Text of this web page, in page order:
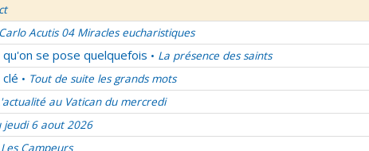
Carlo Acutis 04 Miracles eucharistiques
se pose quelquefois • La présence des saints
• Tout de suite les grands mots
au Vatican du mercredi
jeudi 6 aout 2026
Les Campeurs